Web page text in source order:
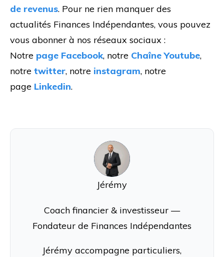
de revenus. Pour ne rien manquer des
actualités Finances Indépendantes, vous pouvez
vous abonner à nos réseaux sociaux :
Notre page Facebook, notre Chaîne Youtube,
notre twitter, notre instagram, notre
page Linkedin.
J
Jérémy
Coach financier & investisseur —
Fondateur de Finances Indépendantes
Jérémy accompagne particuliers,